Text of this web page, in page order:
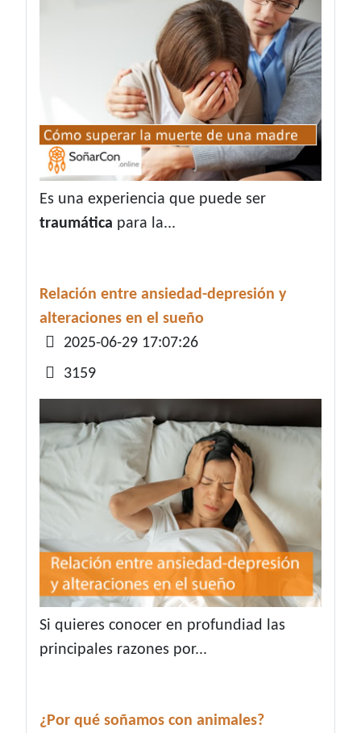
Es una experiencia que puede ser
traumática para la...
Relación entre ansiedad-depresión y
alteraciones en el sueño
Detalles
2025-06-29 17:07:26
3159
Si quieres conocer en profundiad las
principales razones por...
¿Por qué soñamos con animales?